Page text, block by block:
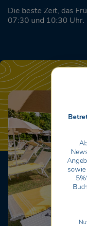
Die beste Zeit, das
07:30 und 10:30 Uhr.
sowie